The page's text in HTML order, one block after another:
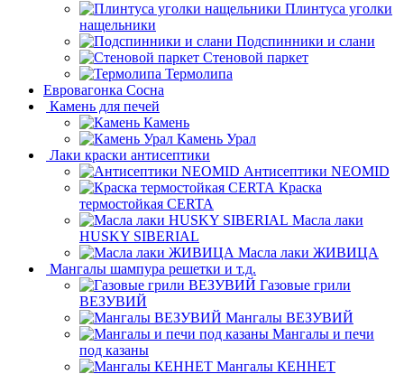
Плинтуса уголки
нащельники
Подспинники и слани
Стеновой паркет
Термолипа
Евровагонка Сосна
Камень для печей
Камень
Камень Урал
Лаки краски антисептики
Антисептики NEOMID
Краска
термостойкая CERTA
Масла лаки
HUSKY SIBERIAL
Масла лаки ЖИВИЦА
Мангалы шампура решетки и т.д.
Газовые грили
ВЕЗУВИЙ
Мангалы ВЕЗУВИЙ
Мангалы и печи
под казаны
Мангалы КЕННЕТ